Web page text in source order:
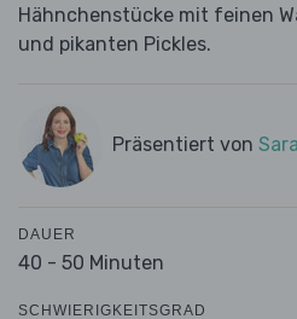
Hähnchenstücke mit feinen
und pikanten Pickles.
Präsentiert von
DAUER
40 - 50 Minuten
SCHWIERIGKEITSGRAD